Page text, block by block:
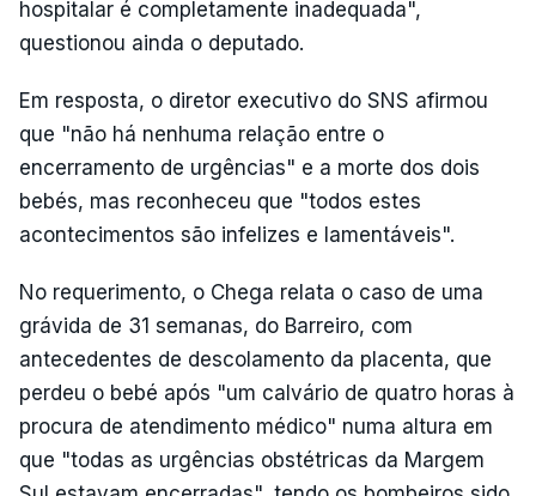
hospitalar é completamente inadequada",
questionou ainda o deputado.
Em resposta, o diretor executivo do SNS afirmou
que "não há nenhuma relação entre o
encerramento de urgências" e a morte dos dois
bebés, mas reconheceu que "todos estes
acontecimentos são infelizes e lamentáveis".
No requerimento, o Chega relata o caso de uma
grávida de 31 semanas, do Barreiro, com
antecedentes de descolamento da placenta, que
perdeu o bebé após "um calvário de quatro horas à
procura de atendimento médico" numa altura em
que "todas as urgências obstétricas da Margem